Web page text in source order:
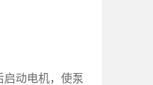
动电机，使泵